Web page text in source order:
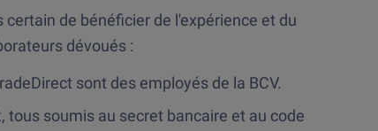
de bénéficier de l'expérience et du
dévoués :
sont des employés de la BCV.
tous soumis au secret bancaire et au code